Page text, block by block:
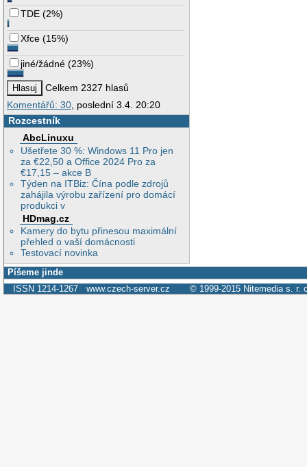
TDE (2%)
Xfce (15%)
jiné/žádné (23%)
Celkem 2327 hlasů
Komentářů: 30, poslední 3.4. 20:20
Rozcestník
AbcLinuxu
Ušetřete 30 %: Windows 11 Pro jen
za €22,50 a Office 2024 Pro za
€17,15 – akce B
Týden na ITBiz: Čína podle zdrojů
zahájila výrobu zařízení pro domácí
produkci v
HDmag.cz
Kamery do bytu přinesou maximální
přehled o vaší domácnosti
Testovací novinka
Píšeme jinde
ISSN 1214-1267 www.czech-server.cz © 1999-2015 Nitemedia s. r.